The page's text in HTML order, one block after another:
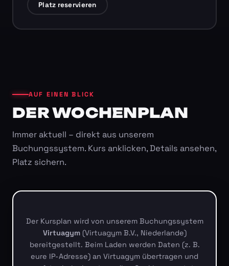
Platz reservieren
AUF EINEN BLICK
DER WOCHENPLAN
Immer aktuell – direkt aus unserem
Buchungssystem. Kurs anklicken, Details ansehen,
Platz sichern.
Der Kursplan wird von unserem Buchungssystem
Virtuagym(Virtuagym B.V., Niederlande)
bereitgestellt. Beim Laden werden Daten (z. B.
eure IP-Adresse) an Virtuagym übertragen und